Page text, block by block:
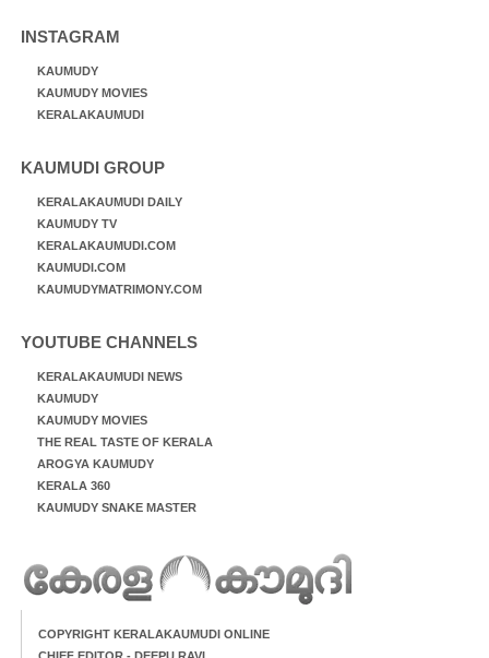
INSTAGRAM
KAUMUDY
KAUMUDY MOVIES
KERALAKAUMUDI
KAUMUDI GROUP
KERALAKAUMUDI DAILY
KAUMUDY TV
KERALAKAUMUDI.COM
KAUMUDI.COM
KAUMUDYMATRIMONY.COM
YOUTUBE CHANNELS
KERALAKAUMUDI NEWS
KAUMUDY
KAUMUDY MOVIES
THE REAL TASTE OF KERALA
AROGYA KAUMUDY
KERALA 360
KAUMUDY SNAKE MASTER
COPYRIGHT KERALAKAUMUDI ONLINE